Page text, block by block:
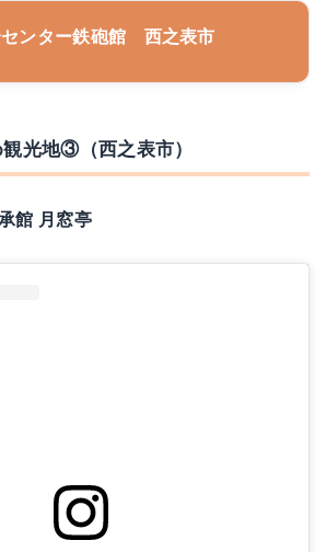
ンター鉄砲館 西之表市
光地③（西之表市）
館 月窓亭